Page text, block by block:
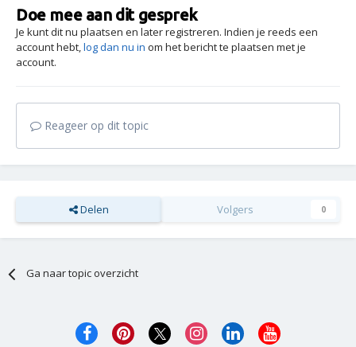
Doe mee aan dit gesprek
Je kunt dit nu plaatsen en later registreren. Indien je reeds een
account hebt,log dan nu in om het bericht te plaatsen met je
account.
Reageer op dit topic
Delen Volgers 0
Ga naar topic overzicht